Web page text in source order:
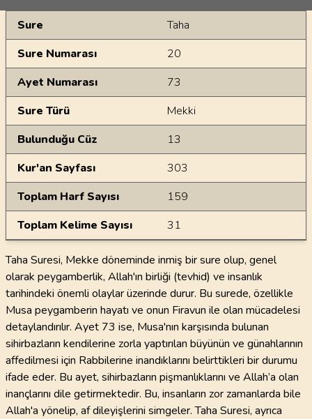
Genel Bilgiler
Sure
Taha
Sure Numarası
20
Ayet Numarası
73
Sure Türü
Mekki
Bulunduğu Cüz
13
Kur'an Sayfası
303
Toplam Harf Sayısı
159
Toplam Kelime Sayısı
31
Taha Suresi, Mekke döneminde inmiş bir sure olup, genel
olarak peygamberlik, Allah'ın birliği (tevhid) ve insanlık
tarihindeki önemli olaylar üzerinde durur. Bu surede, özellikle
Musa peygamberin hayatı ve onun Firavun ile olan mücadelesi
detaylandırılır. Ayet 73 ise, Musa'nın karşısında bulunan
sihirbazların kendilerine zorla yaptırılan büyünün ve günahlarının
affedilmesi için Rabbilerine inandıklarını belirttikleri bir durumu
ifade eder. Bu ayet, sihirbazların pişmanlıklarını ve Allah’a olan
inançlarını dile getirmektedir. Bu, insanların zor zamanlarda bile
Allah'a yönelip, af dileyişlerini simgeler. Taha Suresi, ayrıca